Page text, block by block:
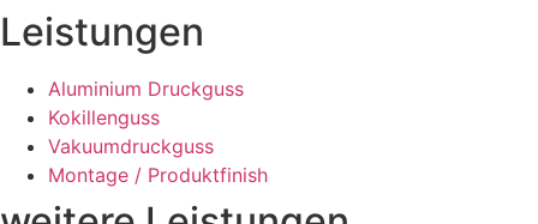
Leistungen
Aluminium Druckguss
Kokillenguss
Vakuumdruckguss
Montage / Produktfinish